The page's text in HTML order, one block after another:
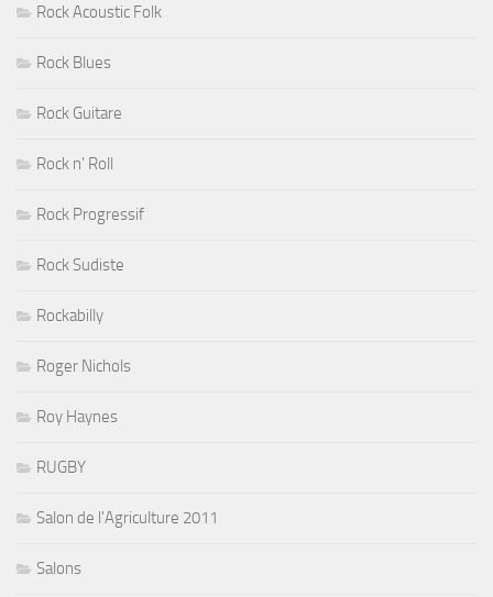
Rock Acoustic Folk
Rock Blues
Rock Guitare
Rock n' Roll
Rock Progressif
Rock Sudiste
Rockabilly
Roger Nichols
Roy Haynes
RUGBY
Salon de l'Agriculture 2011
Salons